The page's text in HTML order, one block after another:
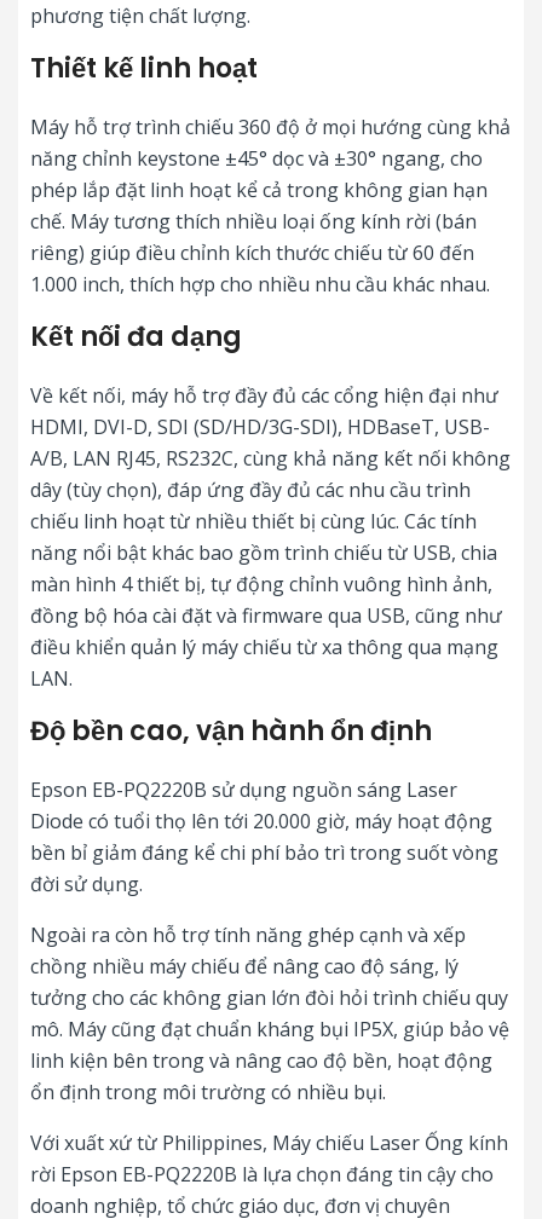
phương tiện chất lượng.
Thiết kế linh hoạt
Máy hỗ trợ trình chiếu 360 độ ở mọi hướng cùng khả
năng chỉnh keystone ±45° dọc và ±30° ngang, cho
phép lắp đặt linh hoạt kể cả trong không gian hạn
chế. Máy tương thích nhiều loại ống kính rời (bán
riêng) giúp điều chỉnh kích thước chiếu từ 60 đến
1.000 inch, thích hợp cho nhiều nhu cầu khác nhau.
Kết nối đa dạng
Về kết nối, máy hỗ trợ đầy đủ các cổng hiện đại như
HDMI, DVI-D, SDI (SD/HD/3G-SDI), HDBaseT, USB-
A/B, LAN RJ45, RS232C, cùng khả năng kết nối không
dây (tùy chọn), đáp ứng đầy đủ các nhu cầu trình
chiếu linh hoạt từ nhiều thiết bị cùng lúc. Các tính
năng nổi bật khác bao gồm trình chiếu từ USB, chia
màn hình 4 thiết bị, tự động chỉnh vuông hình ảnh,
đồng bộ hóa cài đặt và firmware qua USB, cũng như
điều khiển quản lý máy chiếu từ xa thông qua mạng
LAN.
Độ bền cao, vận hành ổn định
Epson EB-PQ2220B sử dụng nguồn sáng Laser
Diode có tuổi thọ lên tới 20.000 giờ, máy hoạt động
bền bỉ giảm đáng kể chi phí bảo trì trong suốt vòng
đời sử dụng.
Ngoài ra còn hỗ trợ tính năng ghép cạnh và xếp
chồng nhiều máy chiếu để nâng cao độ sáng, lý
tưởng cho các không gian lớn đòi hỏi trình chiếu quy
mô. Máy cũng đạt chuẩn kháng bụi IP5X, giúp bảo vệ
linh kiện bên trong và nâng cao độ bền, hoạt động
ổn định trong môi trường có nhiều bụi.
Với xuất xứ từ Philippines, Máy chiếu Laser Ống kính
rời Epson EB-PQ2220B là lựa chọn đáng tin cậy cho
doanh nghiệp, tổ chức giáo dục, đơn vị chuyên